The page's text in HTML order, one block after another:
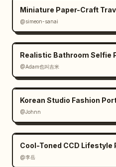
Miniature Paper-Craft
@simeon-sanai
Realistic Bathroom Selfie
@Adam也叫吉米
Korean Studio Fashion
@Johnn
Cool-Toned CCD Lifestyle
@李岳